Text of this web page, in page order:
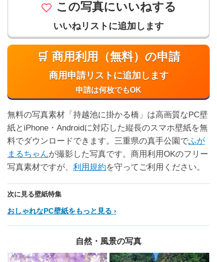
この写真にいいねする
いいねリストに追加します
🛒 商用利用（無料）の申請
商用申請リストに追加します
申請は何枚でもOK
無料の写真素材「持越池に掛かる橋」は高画質なPC壁
紙とiPhone・Androidに対応した縦長のスマホ壁紙を無
料でダウンロードできます。三重県の真手公園でふが
まるちゃんが撮影した写真です。商用利用OKのフリー
写真素材ですが、 利用規約を守ってご利用ください。
次に見る壁紙特集
おしゃれなPC壁紙をもっと見る
自然・風景の写真